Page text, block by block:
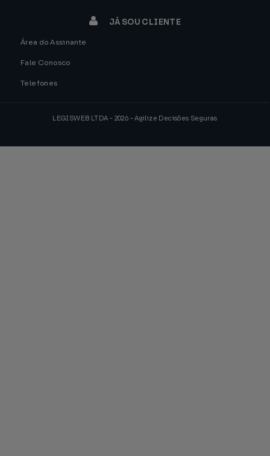
JÁ SOU CLIENTE
Área do Assinante
Fale Conosco
Telefones
LEGISWEB LTDA - 2026 - Agilize Decisões Seguras